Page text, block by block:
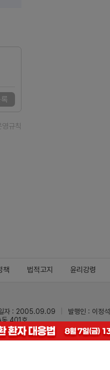
영규칙
책 법적고지 윤리강령
자 : 2005.09.09 발행인 : 이정석
동 401호